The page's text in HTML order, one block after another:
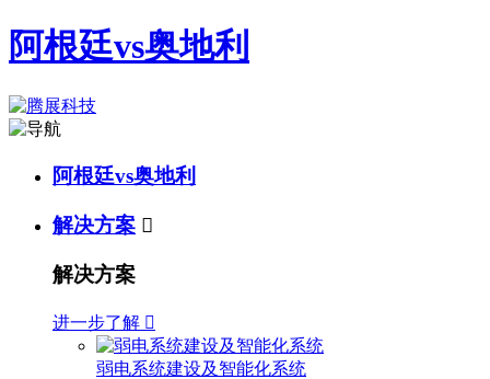
阿根廷vs奥地利
阿根廷vs奥地利
解决方案 
解决方案
进一步了解 
弱电系统建设及智能化系统